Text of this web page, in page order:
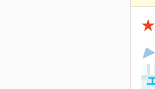
★